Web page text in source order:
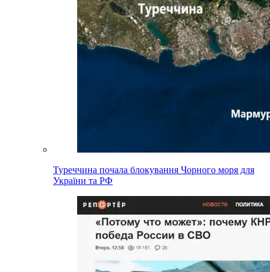
Туреччина почала блокування Чорного моря для
України та РФ